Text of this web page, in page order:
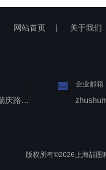
网站首页 关于我们
上海张江医疗器械产业基地（瑞庆路528号）
企业邮箱
版权所有©2026上海喆